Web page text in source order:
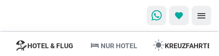
Ob vor Ort oder
HOTEL & FLUG NUR HOTEL KREUZFAHRTEN